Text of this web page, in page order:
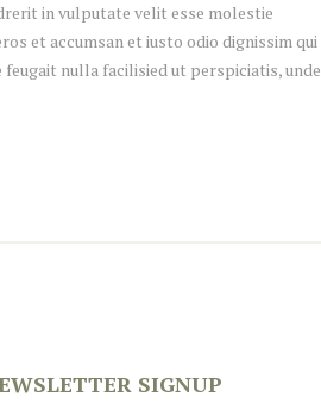
in vulputate velit esse molestie
et accumsan et iusto odio dignissim qui
nulla facilisied ut perspiciatis, unde
SIGNUP